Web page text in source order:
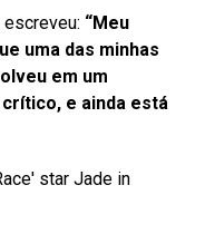
“Meu
uma das minhas
em um
e ainda está